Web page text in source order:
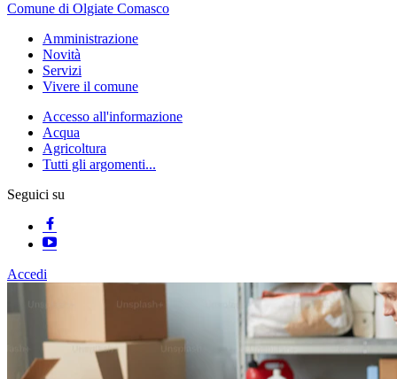
Comune di Olgiate Comasco
Amministrazione
Novità
Servizi
Vivere il comune
Accesso all'informazione
Acqua
Agricoltura
Tutti gli argomenti...
Seguici su
Accedi